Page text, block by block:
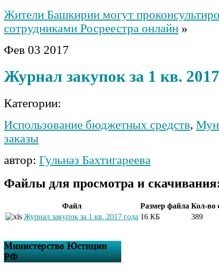
Жители Башкирии могут
сотрудниками Росреестра онлайн »
Фев 03 2017
Журнал закупок за 1 кв.
Категории:
Использование бюджетных средств,
заказы
автор: Гульназ Бахтигареева
Файлы для просмотра и
Файл Размер файла Кол-во
Журнал закупок за 1 кв. 2017 года 16 КБ 389
Министерство Юстиции
РФ